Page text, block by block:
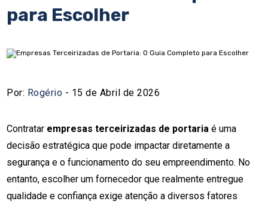
para Escolher
Por: Rogério - 15 de Abril de 2026
Contratar empresas terceirizadas de portaria é uma
decisão estratégica que pode impactar diretamente a
segurança e o funcionamento do seu empreendimento. No
entanto, escolher um fornecedor que realmente entregue
qualidade e confiança exige atenção a diversos fatores